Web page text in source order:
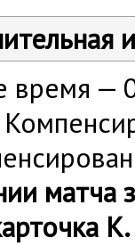
время —
матча